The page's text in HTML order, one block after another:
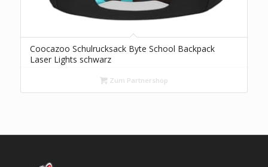
Coocazoo Schulrucksack Byte School Backpack
Laser Lights schwarz
Zum Partnershop